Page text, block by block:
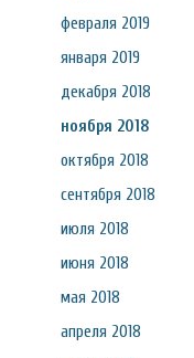
февраля 2019
января 2019
декабря 2018
ноября 2018
октября 2018
сентября 2018
июля 2018
июня 2018
мая 2018
апреля 2018